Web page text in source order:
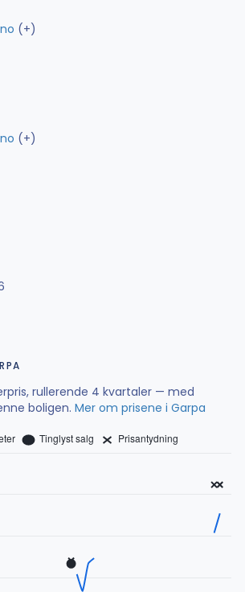
(+)
(+)
rullerende 4 kvartaler — med
boligen. Mer om prisene i Garpa